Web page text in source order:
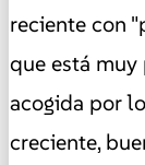
reciente con
que está
acogida por
creciente,